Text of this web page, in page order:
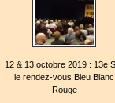
12 & 13 octobre 2019 : 13e
le rendez-vous Bleu Blanc
Rouge